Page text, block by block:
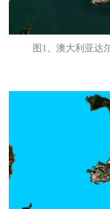
图1、澳大利亚达